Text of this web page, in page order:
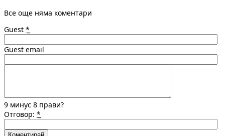
Все още няма коментари
Guest *
Guest email
9 минус 8 прави?
Отговор: *